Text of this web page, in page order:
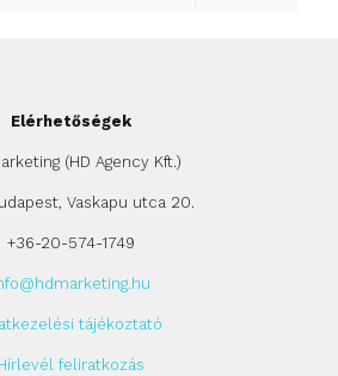
Elérhetőségek
(HD Agency Kft.)
Vaskapu utca 20.
+36-20-574-1749
tájékoztató
feliratkozás